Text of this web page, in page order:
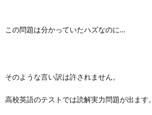
この問題は分かっていたハズなのに…
そのような言い訳は許されません。
高校英語のテストでは読解実力問題が出ます。